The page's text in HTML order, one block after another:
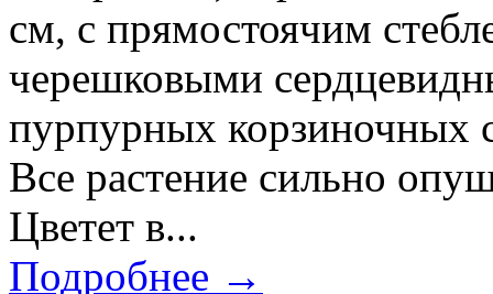
см, с прямостоячим
черешковыми
пурпурных корзиночных
Все растение сильно
Цветет в...
Подробнее →